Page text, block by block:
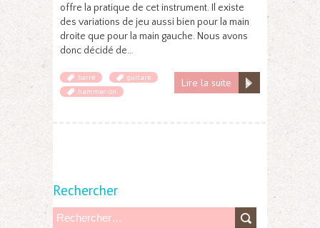
offre la pratique de cet instrument. Il existe
des variations de jeu aussi bien pour la main
droite que pour la main gauche. Nous avons
donc décidé de…
Lire la suite
barré
guitare
hammer-on
Rechercher